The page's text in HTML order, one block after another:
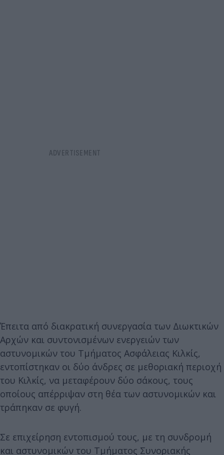
Έπειτα από διακρατική συνεργασία των Διωκτικών
Αρχών και συντονισμένων ενεργειών των
αστυνομικών του Τμήματος Ασφάλειας Κιλκίς,
εντοπίστηκαν οι δύο άνδρες σε μεθοριακή περιοχή
του Κιλκίς, να μεταφέρουν δύο σάκους, τους
οποίους απέρριψαν στη θέα των αστυνομικών και
τράπηκαν σε φυγή.
Σε επιχείρηση εντοπισμού τους, με τη συνδρομή
και αστυνομικών του Τμήματος Συνοριακής